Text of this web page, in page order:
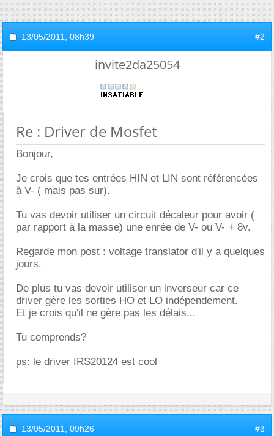
13/05/2011, 08h39 #2
invite2da25054
Re : Driver de Mosfet
Bonjour,
Je crois que tes entrées HIN et LIN sont référencées
à V- ( mais pas sur).
Tu vas devoir utiliser un circuit décaleur pour avoir (
par rapport à la masse) une enrée de V- ou V- + 8v.
Regarde mon post : voltage translator d'il y a quelques
jours.
De plus tu vas devoir utiliser un inverseur car ce
driver gère les sorties HO et LO indépendement.
Et je crois qu'il ne gère pas les délais...
Tu comprends?
ps: le driver IRS20124 est cool
13/05/2011, 09h26 #3